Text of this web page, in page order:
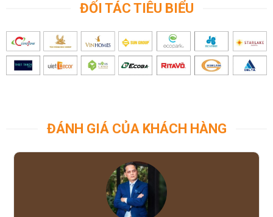
ĐỐI TÁC TIÊU BIỂU
ĐÁNH GIÁ CỦA KHÁCH HÀNG